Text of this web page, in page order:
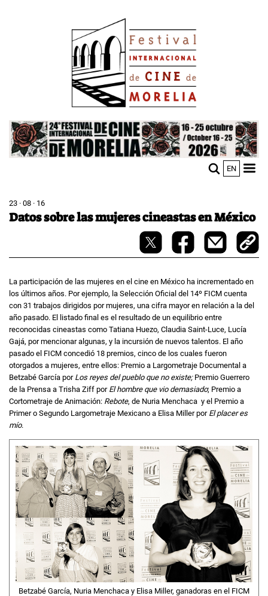
Image
EN
23 · 08 · 16
Datos sobre las mujeres cineastas en México
La participación de las mujeres en el cine en México ha incrementado en
los últimos años. Por ejemplo, la Selección Oficial del 14º FICM cuenta
con 31 trabajos dirigidos por mujeres, una cifra mayor en relación a la del
año pasado. El listado final es el resultado de un equilibrio entre
reconocidas cineastas como Tatiana Huezo, Claudia Saint-Luce, Lucía
Gajá, por mencionar algunas, y la incursión de nuevos talentos. El año
pasado el FICM concedió 18 premios, cinco de los cuales fueron
otorgados a mujeres, entre ellos: Premio a Largometraje Documental a
Betzabé García por Los reyes del pueblo que no existe; Premio Guerrero
de la Prensa a Trisha Ziff por El hombre que vio demasiado; Premio a
Cortometraje de Animación: Rebote, de Nuria Menchaca y el Premio a
Primer o Segundo Largometraje Mexicano a Elisa Miller por El placer es
mío.
Betzabé García, Nuria Menchaca y Elisa Miller, ganadoras en el FICM